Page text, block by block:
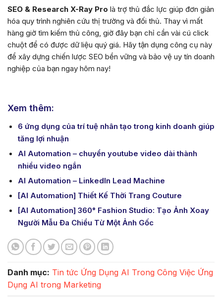
SEO & Research X-Ray Pro là trợ thủ đắc lực giúp đơn giản
hóa quy trình nghiên cứu thị trường và đối thủ. Thay vì mất
hàng giờ tìm kiếm thủ công, giờ đây bạn chỉ cần vài cú click
chuột để có được dữ liệu quý giá. Hãy tận dụng công cụ này
để xây dựng chiến lược SEO bền vững và bảo vệ uy tín doanh
nghiệp của bạn ngay hôm nay!
Xem thêm:
6 ứng dụng của trí tuệ nhân tạo trong kinh doanh giúp
tăng lợi nhuận
AI Automation – chuyển youtube video dài thành
nhiều video ngắn
AI Automation – LinkedIn Lead Machine
[AI Automation] Thiết Kế Thời Trang Couture
[AI Automation] 360° Fashion Studio: Tạo Ảnh Xoay
Người Mẫu Đa Chiều Từ Một Ảnh Gốc
Danh mục: Tin tức Ứng Dụng AI Trong Công Việc Ứng
Dụng AI trong Marketing